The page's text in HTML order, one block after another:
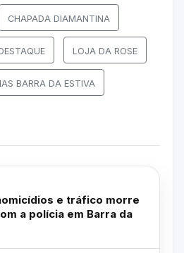
CHAPADA DIAMANTINA
LOJA DA ROSE
BARRA DA ESTIVA
e tráfico morre
a polícia em Barra da